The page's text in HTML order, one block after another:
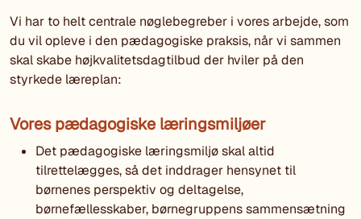
Vi har to helt centrale nøglebegreber i vores arbejde, som
du vil opleve i den pædagogiske praksis, når vi sammen
skal skabe højkvalitetsdagtilbud der hviler på den
styrkede læreplan:
Vores pædagogiske læringsmiljøer
Det pædagogiske læringsmiljø skal altid
tilrettelægges, så det inddrager hensynet til
børnenes perspektiv og deltagelse,
børnefællesskaber, børnegruppens sammensætning